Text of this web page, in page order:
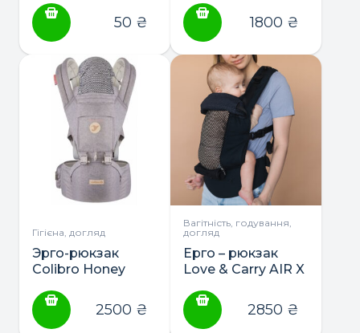
50 ₴ 1800 ₴
Гігієна, догляд
Эрго-рюкзак
Colibro Honey
2500 ₴
Вагітність, годування,
догляд
Ерго – рюкзак
Love & Carry AIR X
2850 ₴